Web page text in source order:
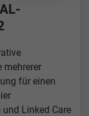
mehrerer
für einen
Linked Care